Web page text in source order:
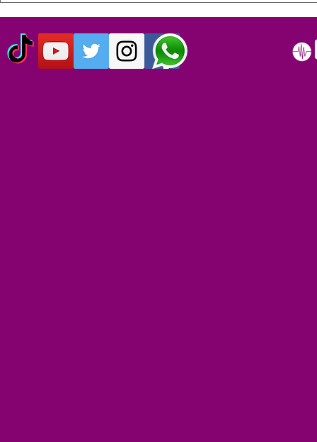
CUMPLEN 40 AÑOS DEL LIVE
AID: EL EVENTO QUE
ORIGINO EL DÍA MUNDIAL
DEL ROCK
SIMPSON